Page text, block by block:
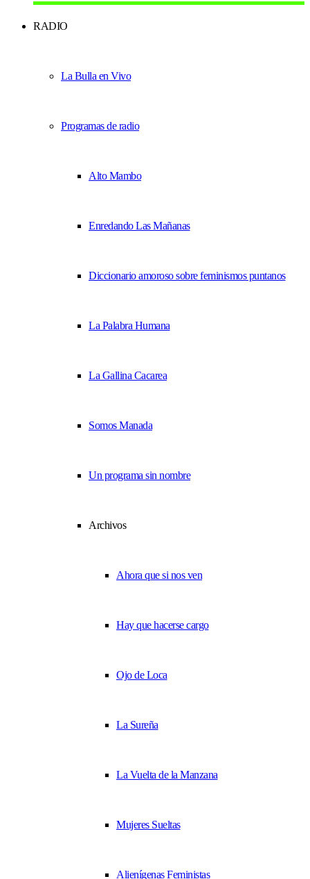
RADIO
La Bulla en Vivo
Programas de radio
Alto Mambo
Enredando Las Mañanas
Diccionario amoroso sobre feminismos puntanos
La Palabra Humana
La Gallina Cacarea
Somos Manada
Un programa sin nombre
Archivos
Ahora que si nos ven
Hay que hacerse cargo
Ojo de Loca
La Sureña
La Vuelta de la Manzana
Mujeres Sueltas
Alienígenas Feministas